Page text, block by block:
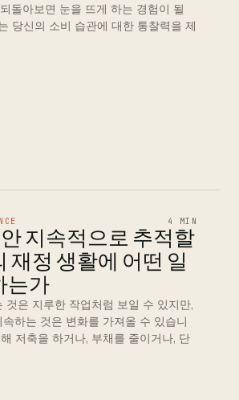
돌아보면 눈을 뜨게 하는 경험이 될
당신의 소비 습관에 대한 통찰력을 제
4 MIN
안 지속적으로 추적할
재정 생활에 어떤 일
는가
것은 지루한 작업처럼 보일 수 있지만,
하는 것은 변화를 가져올 수 있습니
저축을 하거나, 부채를 줄이거나, 단